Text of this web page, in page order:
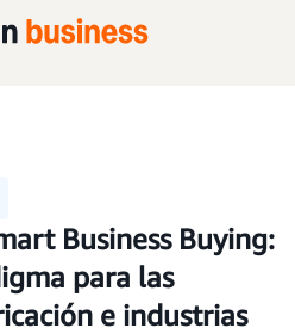
Business Buying:
para las
e industrias